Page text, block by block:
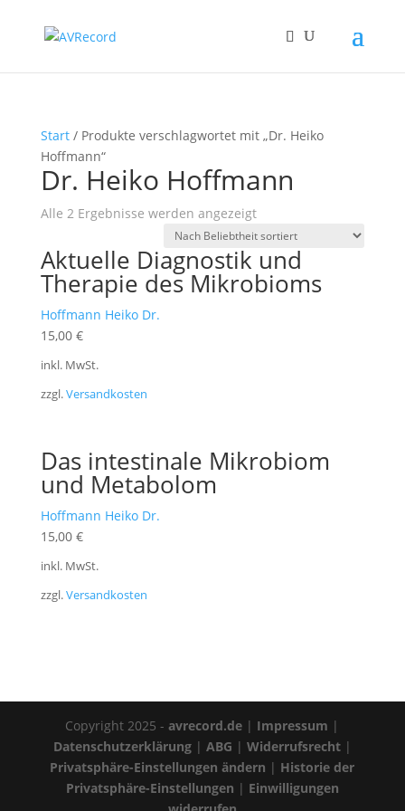
Start/ Produkte verschlagwortet mit „Dr. Heiko
Hoffmann“
Dr. Heiko Hoffmann
Alle 2 Ergebnisse werden angezeigtNach
Beliebtheit
sortiert
Aktuelle Diagnostik und
Therapie des Mikrobioms
Hoffmann Heiko Dr.
15,00 €
inkl. MwSt.
zzgl.Versandkosten
Das intestinale Mikrobiom
und Metabolom
Hoffmann Heiko Dr.
15,00 €
inkl. MwSt.
zzgl.Versandkosten
Copyright 2025 -avrecord.de | Impressum |
Datenschutzerklärung| ABG | Widerrufsrecht|
Privatsphäre-Einstellungen ändern | Historie der
Privatsphäre-Einstellungen | Einwilligungen